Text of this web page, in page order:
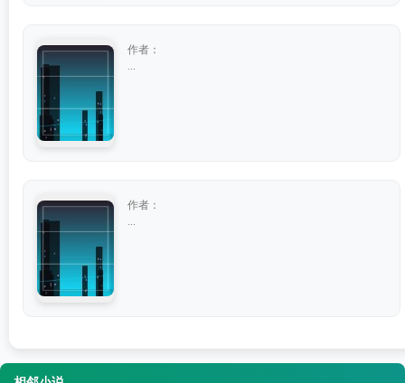
作者：
作者：